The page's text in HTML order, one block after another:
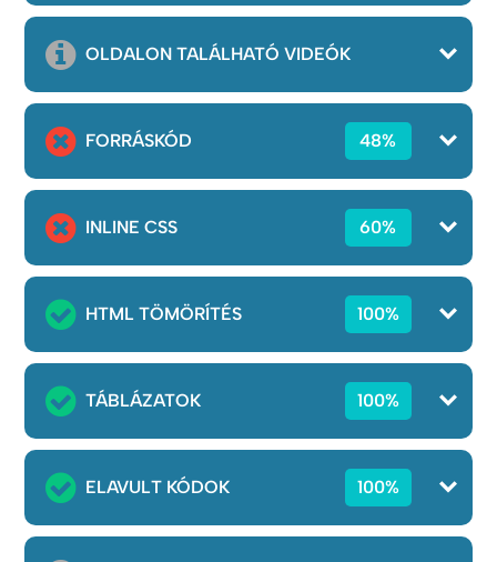
OLDALON TALÁLHATÓ VIDEÓK
FORRÁSKÓD 48%
INLINE CSS 60%
HTML TÖMÖRÍTÉS 100%
TÁBLÁZATOK 100%
ELAVULT KÓDOK 100%